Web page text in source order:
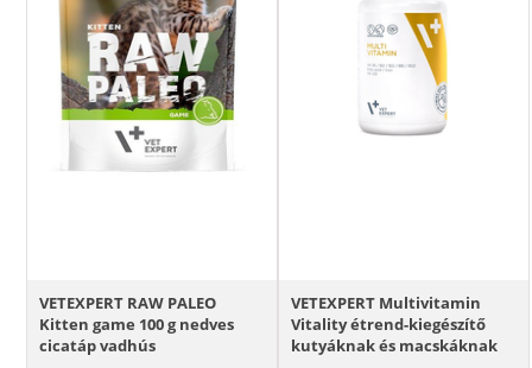
VETEXPERT RAW PALEO
Kitten game 100 g nedves
cicatáp vadhús
VETEXPERT Multivitamin
Vitality étrend-kiegészítő
kutyáknak és macskáknak